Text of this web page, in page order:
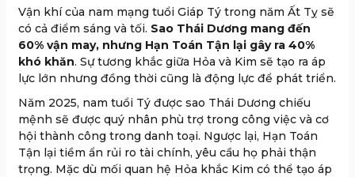
Vận khí của nam mạng tuổi Giáp Tý trong năm Ất Tỵ sẽ
có cả điểm sáng và tối. Sao Thái Dương mang đến
60% vận may, nhưng Hạn Toán Tận lại gây ra 40%
khó khăn. Sự tương khắc giữa Hỏa và Kim sẽ tạo ra áp
lực lớn nhưng đồng thời cũng là động lực để phát triển.
Năm 2025, nam tuổi Tý được sao Thái Dương chiếu
mệnh sẽ được quý nhân phù trợ trong công việc và cơ
hội thành công trong danh toại. Ngược lại, Hạn Toán
Tận lại tiềm ẩn rủi ro tài chính, yêu cầu họ phải thận
trọng. Mặc dù mối quan hệ Hỏa khắc Kim có thể tạo áp